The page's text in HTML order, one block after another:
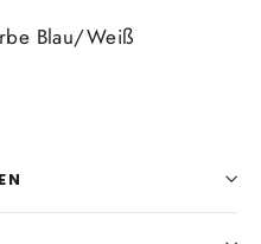
Blau/Weiß